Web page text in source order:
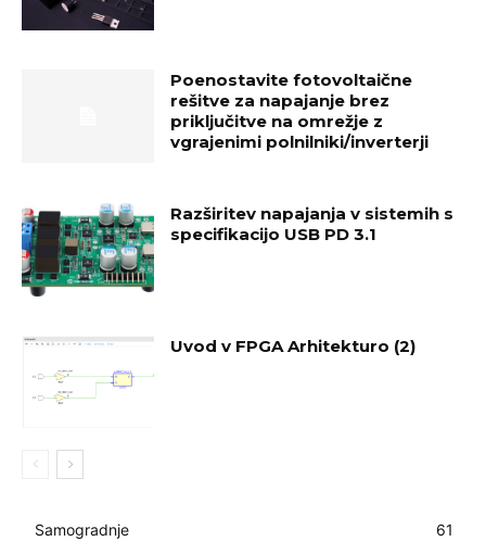
Poenostavite fotovoltaične
rešitve za napajanje brez
priključitve na omrežje z
vgrajenimi polnilniki/inverterji
Razširitev napajanja v sistemih s
specifikacijo USB PD 3.1
Uvod v FPGA Arhitekturo (2)
Samogradnje
61